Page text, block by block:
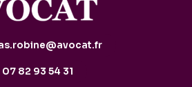
07 82 93 54 31